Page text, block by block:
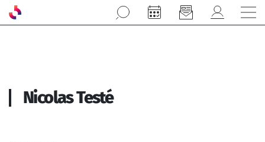
Aller au contenu principal
Nicolas Testé